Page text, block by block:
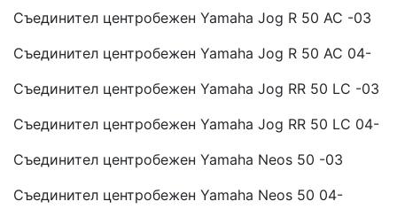
Съединител центробежен Yamaha Jog R 50 AC -03
Съединител центробежен Yamaha Jog R 50 AC 04-
Съединител центробежен Yamaha Jog RR 50 LC -03
Съединител центробежен Yamaha Jog RR 50 LC 04-
Съединител центробежен Yamaha Neos 50 -03
Съединител центробежен Yamaha Neos 50 04-